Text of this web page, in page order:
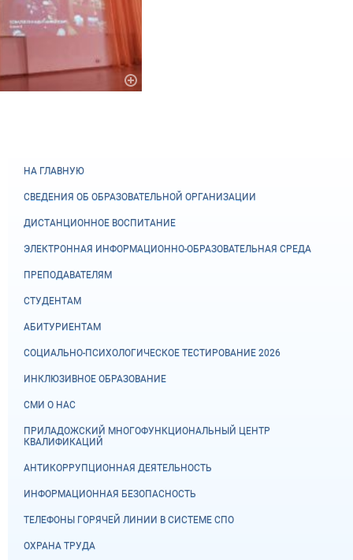
НА ГЛАВНУЮ
СВЕДЕНИЯ ОБ ОБРАЗОВАТЕЛЬНОЙ ОРГАНИЗАЦИИ
ДИСТАНЦИОННОЕ ВОСПИТАНИЕ
ЭЛЕКТРОННАЯ ИНФОРМАЦИОННО-ОБРАЗОВАТЕЛЬНАЯ СРЕДА
ПРЕПОДАВАТЕЛЯМ
СТУДЕНТАМ
АБИТУРИЕНТАМ
СОЦИАЛЬНО-ПСИХОЛОГИЧЕСКОЕ ТЕСТИРОВАНИЕ 2026
ИНКЛЮЗИВНОЕ ОБРАЗОВАНИЕ
СМИ О НАС
ПРИЛАДОЖСКИЙ МНОГОФУНКЦИОНАЛЬНЫЙ ЦЕНТР
КВАЛИФИКАЦИЙ
АНТИКОРРУПЦИОННАЯ ДЕЯТЕЛЬНОСТЬ
ИНФОРМАЦИОННАЯ БЕЗОПАСНОСТЬ
ТЕЛЕФОНЫ ГОРЯЧЕЙ ЛИНИИ В СИСТЕМЕ СПО
ОХРАНА ТРУДА